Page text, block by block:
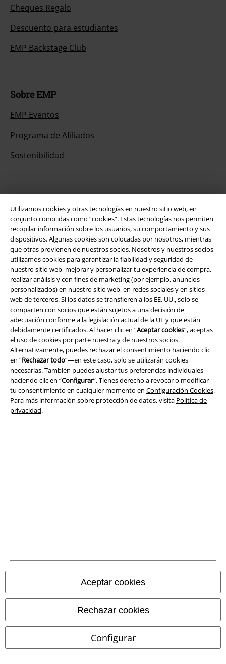
Utilizamos cookies y otras tecnologías en nuestro sitio web, en
conjunto conocidas como “cookies”. Estas tecnologías nos permiten
recopilar información sobre los usuarios, su comportamiento y sus
dispositivos. Algunas cookies son colocadas por nosotros, mientras
que otras provienen de nuestros socios. Nosotros y nuestros socios
utilizamos cookies para garantizar la fiabilidad y seguridad de
nuestro sitio web, mejorar y personalizar tu experiencia de compra,
realizar análisis y con fines de marketing (por ejemplo, anuncios
personalizados) en nuestro sitio web, en redes sociales y en sitios
web de terceros. Si los datos se transfieren a los EE. UU., solo se
comparten con socios que están sujetos a una decisión de
adecuación conforme a la legislación actual de la UE y que están
debidamente certificados. Al hacer clic en “Aceptar cookies”, aceptas
el uso de cookies por parte nuestra y de nuestros socios.
Alternativamente, puedes rechazar el consentimiento haciendo clic
en “Rechazar todo”—en este caso, solo se utilizarán cookies
necesarias. También puedes ajustar tus preferencias individuales
haciendo clic en “Configurar”. Tienes derecho a revocar o modificar
tu consentimiento en cualquier momento en Configuración Cookies.
Para más información sobre protección de datos, visita Política de
privacidad.
Aceptar cookies
Rechazar cookies
Configurar
Cheques Regalo
Descuento para estudiantes
EMP Backstage Club
Sobre EMP
EMP Eventos
Programa de Afiliados
Sostenibilidad
Comunidad
Métodos de pago
App de EMP
¡Descarga la nueva App EMP totalmente GRATIS y disfruta de todas
sus nuevas funciones y ventajas!